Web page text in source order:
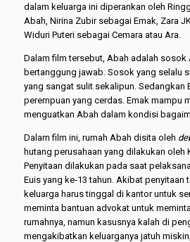
dalam keluarga ini diperankan oleh
Abah, Nirina Zubir sebagai Emak, Zara
Widuri Puteri sebagai Cemara atau Ara.
Dalam film tersebut, Abah adalah sosok
bertanggung jawab. Sosok yang selalu
yang sangat sulit sekalipun. Sedangkan
perempuan yang cerdas. Emak mampu
menguatkan Abah dalam kondisi
Dalam film ini, rumah Abah disita oleh
hutang perusahaan yang dilakukan oleh
Penyitaan dilakukan pada saat
Euis yang ke-13 tahun. Akibat penyitaan
keluarga harus tinggal di kantor untuk
meminta bantuan advokat untuk
rumahnya, namun kasusnya kalah di
mengakibatkan keluarganya jatuh